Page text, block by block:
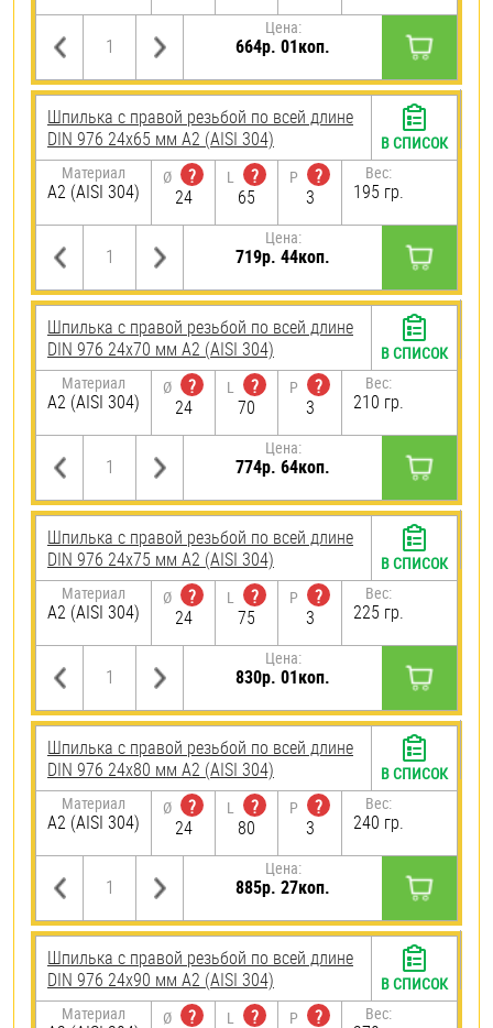
Цена:
664р. 01коп.
Шпилька с правой резьбой по всей длине
DIN 976 24х65 мм А2 (AISI 304)
Материал
А2 (AISI 304)
Ø
?
24
L
?
65
P
?
3
Вес:
195 гр.
Цена:
719р. 44коп.
В СПИСОК
Шпилька с правой резьбой по всей длине
DIN 976 24х70 мм А2 (AISI 304)
Материал
А2 (AISI 304)
Ø
?
24
L
?
70
P
?
3
Вес:
210 гр.
Цена:
774р. 64коп.
В СПИСОК
Шпилька с правой резьбой по всей длине
DIN 976 24х75 мм А2 (AISI 304)
Материал
А2 (AISI 304)
Ø
?
24
L
?
75
P
?
3
Вес:
225 гр.
Цена:
830р. 01коп.
В СПИСОК
Шпилька с правой резьбой по всей длине
DIN 976 24х80 мм А2 (AISI 304)
Материал
А2 (AISI 304)
Ø
?
24
L
?
80
P
?
3
Вес:
240 гр.
Цена:
885р. 27коп.
В СПИСОК
Шпилька с правой резьбой по всей длине
DIN 976 24х90 мм А2 (AISI 304)
Материал Ø
?
L
?
P
?
Вес:
В СПИСОК